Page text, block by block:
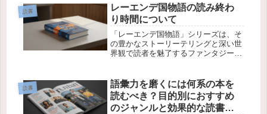
本や学び方を紹介し、実践的な知識を
深めるための方法を解説します。果樹
管...
読書
レーエンデ国物語の読み終わ
り時間について
「レーエンデ国物語」シリーズは、そ
の豊かなストーリーテリングと深い世
界観で読者を魅了するファンタジー作
の記事では、レーエンデ国物語の各巻
を読み終わるのにかかる平均的な時間
に...
読書
語彙力を磨くには何系の本を
読むべき？目的別におすすめ
のジャンルと効果的な読書法